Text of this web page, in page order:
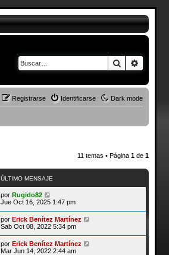
Buscar
Dark mode
Identificarse
Registrarse
11 temas • Página1 de1
ÚLTIMO MENSAJE
porRugido82
Jue Oct 16, 2025 1:47 pm
porErick Benítez Martínez
Sab Oct 08, 2022 5:34 pm
porErick Benítez Martínez
Mar Jun 14, 2022 2:44 am